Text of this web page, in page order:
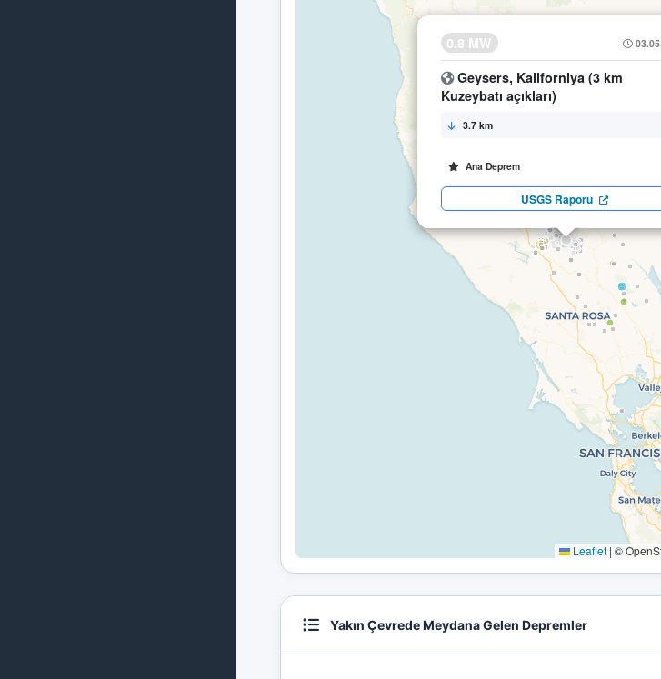
0.8 MW
Geysers, Kaliforniya (3 km
Kuzeybatı açıkları)
3.7 km
Ana Deprem
USGS Raporu
Leaflet | ©
Yakın Çevrede Meydana Gelen Depremler